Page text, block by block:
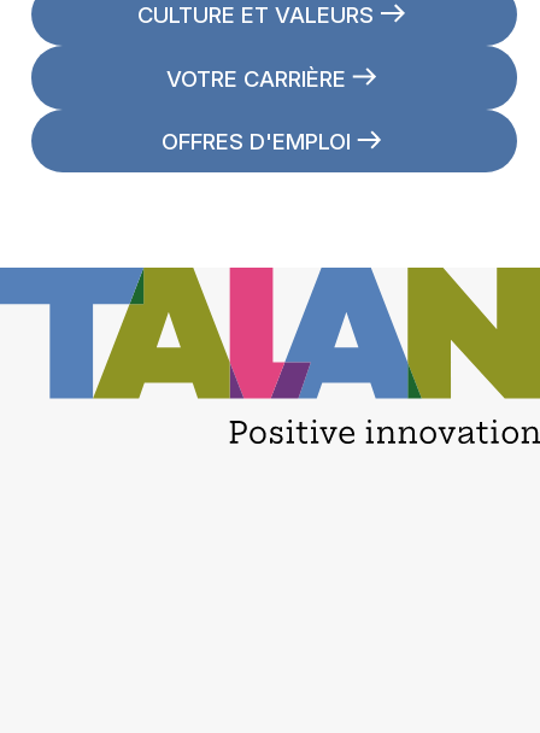
CULTURE ET VALEURS
VOTRE CARRIÈRE
OFFRES D'EMPLOI